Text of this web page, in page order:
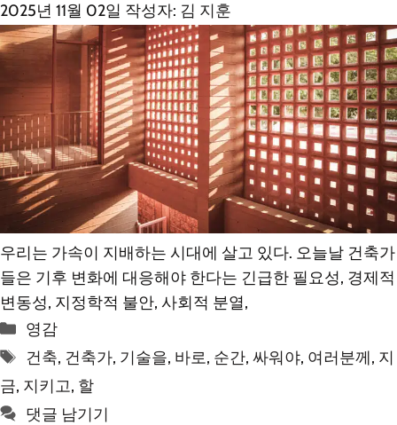
2025년 11월 02일 작성자: 김 지훈
우리는 가속이 지배하는 시대에 살고 있다. 오늘날 건축가
들은 기후 변화에 대응해야 한다는 긴급한 필요성, 경제적
변동성, 지정학적 불안, 사회적 분열,
카
테
리
영감
태
그
건축, 건축가, 기술을, 바로, 순간, 싸워야, 여러분께, 지
금, 지키고, 할
댓글 남기기